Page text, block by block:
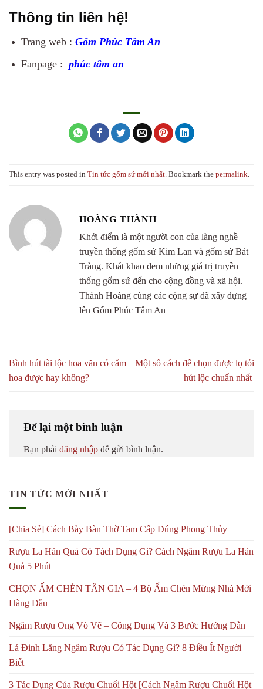
Thông tin liên hệ!
Trang web : Gốm Phúc Tâm An
Fanpage : phúc tâm an
This entry was posted in Tin tức gốm sứ mới nhất. Bookmark the permalink.
HOÀNG THÀNH
Khởi điểm là một người con của làng nghề
truyền thống gốm sứ Kim Lan và gốm sứ Bát
Tràng. Khát khao đem những giá trị truyền
thống gốm sứ đến cho cộng đồng và xã hội.
Thành Hoàng cùng các cộng sự đã xây dựng
lên Gốm Phúc Tâm An
Bình hút tài lộc hoa văn có cắm
hoa được hay không?
Một số cách để chọn được lọ tỏi
hút lộc chuẩn nhất
Để lại một bình luận
Bạn phải đăng nhập để gửi bình luận.
TIN TỨC MỚI NHẤT
[Chia Sẻ] Cách Bày Bàn Thờ Tam Cấp Đúng Phong Thủy
Rượu La Hán Quả Có Tách Dụng Gì? Cách Ngâm Rượu La Hán
Quả 5 Phút
CHỌN ẤM CHÉN TÂN GIA – 4 Bộ Ấm Chén Mừng Nhà Mới
Hàng Đầu
Ngâm Rượu Ong Vò Vẽ – Công Dụng Và 3 Bước Hướng Dẫn
Lá Đinh Lăng Ngâm Rượu Có Tác Dụng Gì? 8 Điều Ít Người
Biết
3 Tác Dụng Của Rượu Chuối Hột [Cách Ngâm Rượu Chuối Hột